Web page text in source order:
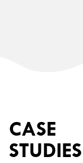
CASE
STUDIES